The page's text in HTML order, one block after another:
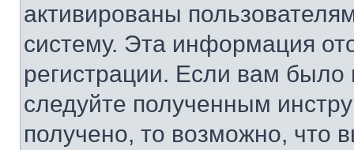
активированы
систему. Эта информация
регистрации. Если вам
следуйте полученным
получено, то возможно, что